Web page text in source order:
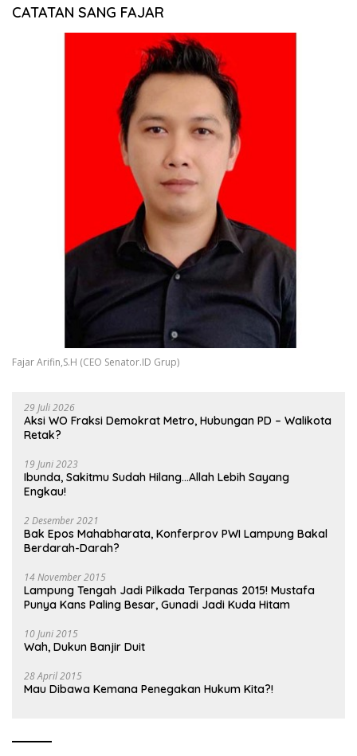
CATATAN SANG FAJAR
Fajar Arifin,S.H (CEO Senator.ID Grup)
29 Juli 2026
Aksi WO Fraksi Demokrat Metro, Hubungan PD – Walikota
Retak?
19 Juni 2023
Ibunda, Sakitmu Sudah Hilang…Allah Lebih Sayang
Engkau!
2 Desember 2021
Bak Epos Mahabharata, Konferprov PWI Lampung Bakal
Berdarah-Darah?
14 November 2015
Lampung Tengah Jadi Pilkada Terpanas 2015! Mustafa
Punya Kans Paling Besar, Gunadi Jadi Kuda Hitam
10 Juni 2015
Wah, Dukun Banjir Duit
28 April 2015
Mau Dibawa Kemana Penegakan Hukum Kita?!